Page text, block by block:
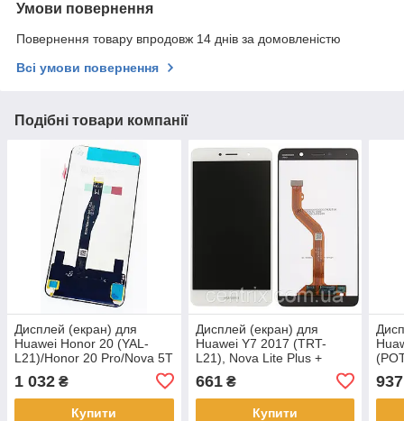
Умови повернення
Повернення товару впродовж 14 днів за домовленістю
Всі умови повернення
Подібні товари компанії
Дисплей (екран) для
Huawei Honor 20 (YAL-
L21)/Honor 20 Pro/Nova 5T
оригінал
1 032 ₴
Купити
Дисплей (екран) для
Huawei Y7 2017 (TRT-
L21), Nova Lite Plus +
661₴
Купити
937